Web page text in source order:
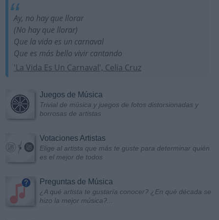
Ay, no hay que llorar
(No hay que llorar)
Que la vida es un carnaval
Que es más bello vivir cantando
'La Vida Es Un Carnaval', Celia Cruz
Juegos de Música
Trivial de música y juegos de fotos distorsionadas y
borrosas de artistas
Votaciones Artistas
Elige al artista que más te guste para determinar quién
es el mejor de todos
Preguntas de Música
¿A qué artista te gustaría conocer? ¿En qué década se
hizo la mejor música?...